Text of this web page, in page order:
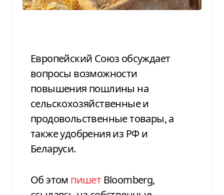
Европейский Союз обсуждает
вопросы возможности
повышения пошлины на
сельскохозяйственные и
продовольственные товары, а
также удобрения из РФ и
Беларуси.
Об этом пишет Bloomberg,